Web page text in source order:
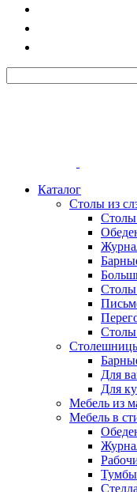
Каталог
Столы из
Столы
Столы
Столы
Для
Для
Мебель из
Мебель в